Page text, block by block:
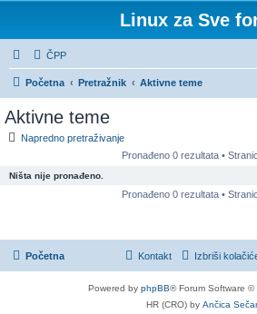
Linux za Sve
ČPP
Početna Pretražnik Aktivne teme
Aktivne teme
Napredno pretraživanje
Pronađeno 0 rezultata •
Ništa nije pronađeno.
Pronađeno 0 rezultata •
Početna Izbriši
Kontakt
Powered by phpBB® Forum Software ©
HR (CRO) by Ančica